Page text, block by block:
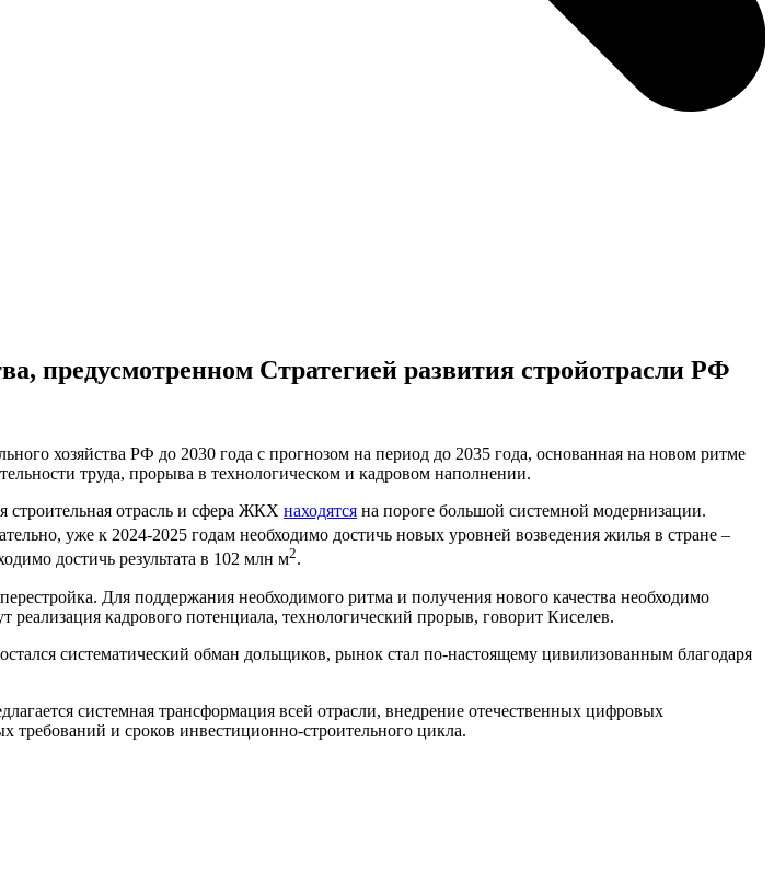
предусмотренном Стратегией развития стройотрасли РФ
хозяйства РФ до 2030 года с прогнозом на период до 2035 года, основанная на новом ритме
труда, прорыва в технологическом и кадровом наполнении.
отрасль и сфера ЖКХ находятся на пороге большой системной модернизации.
уже к 2024-2025 годам необходимо достичь новых уровней возведения жилья в стране –
достичь результата в 102 млн м2.
Для поддержания необходимого ритма и получения нового качества необходимо
кадрового потенциала, технологический прорыв, говорит Киселев.
систематический обман дольщиков, рынок стал по-настоящему цивилизованным благодаря
системная трансформация всей отрасли, внедрение отечественных цифровых
и сроков инвестиционно-строительного цикла.